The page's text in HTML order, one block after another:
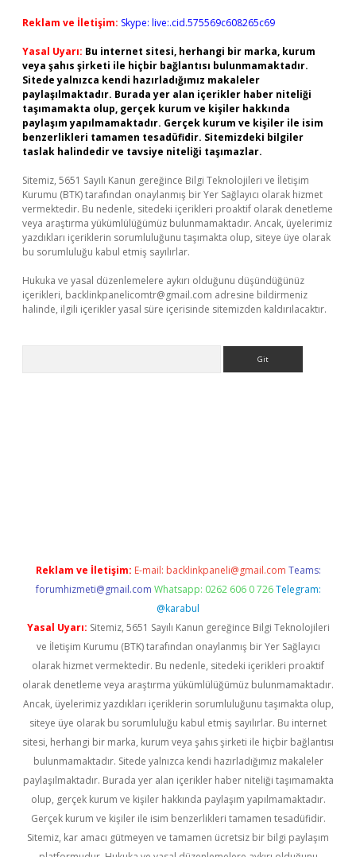
Reklam ve İletişim: Skype: live:.cid.575569c608265c69
Yasal Uyarı: Bu internet sitesi, herhangi bir marka, kurum
veya şahıs şirketi ile hiçbir bağlantısı bulunmamaktadır.
Sitede yalnızca kendi hazırladığımız makaleler
paylaşılmaktadır. Burada yer alan içerikler haber niteliği
taşımamakta olup, gerçek kurum ve kişiler hakkında
paylaşım yapılmamaktadır. Gerçek kurum ve kişiler ile isim
benzerlikleri tamamen tesadüfidir. Sitemizdeki bilgiler
taslak halindedir ve tavsiye niteliği taşımazlar.
Sitemiz, 5651 Sayılı Kanun gereğince Bilgi Teknolojileri ve İletişim
Kurumu (BTK) tarafından onaylanmış bir Yer Sağlayıcı olarak hizmet
vermektedir. Bu nedenle, sitedeki içerikleri proaktif olarak denetleme
veya araştırma yükümlülüğümüz bulunmamaktadır. Ancak, üyelerimiz
yazdıkları içeriklerin sorumluluğunu taşımakta olup, siteye üye olarak
bu sorumluluğu kabul etmiş sayılırlar.
Hukuka ve yasal düzenlemelere aykırı olduğunu düşündüğünüz
içerikleri, backlinkpanelicomtr@gmail.com adresine bildirmeniz
halinde, ilgili içerikler yasal süre içerisinde sitemizden kaldırılacaktır.
Reklam ve İletişim: E-mail: backlinkpaneli@gmail.com Teams:
forumhizmeti@gmail.com Whatsapp: 0262 606 0 726 Telegram:
@karabul
Yasal Uyarı: Sitemiz, 5651 Sayılı Kanun gereğince Bilgi Teknolojileri
ve İletişim Kurumu (BTK) tarafından onaylanmış bir Yer Sağlayıcı
olarak hizmet vermektedir. Bu nedenle, sitedeki içerikleri proaktif
olarak denetleme veya araştırma yükümlülüğümüz bulunmamaktadır.
Ancak, üyelerimiz yazdıkları içeriklerin sorumluluğunu taşımakta olup,
siteye üye olarak bu sorumluluğu kabul etmiş sayılırlar. Bu internet
sitesi, herhangi bir marka, kurum veya şahıs şirketi ile hiçbir bağlantısı
bulunmamaktadır. Sitede yalnızca kendi hazırladığımız makaleler
paylaşılmaktadır. Burada yer alan içerikler haber niteliği taşımamakta
olup, gerçek kurum ve kişiler hakkında paylaşım yapılmamaktadır.
Gerçek kurum ve kişiler ile isim benzerlikleri tamamen tesadüfidir.
Sitemiz, kar amacı gütmeyen ve tamamen ücretsiz bir bilgi paylaşım